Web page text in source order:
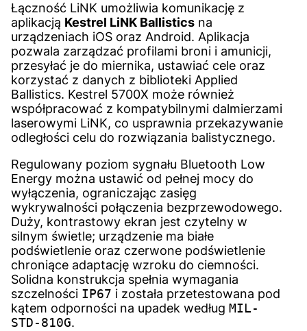
Łączność LiNK umożliwia komunikację z
aplikacją Kestrel LiNK Ballistics na
urządzeniach iOS oraz Android. Aplikacja
pozwala zarządzać profilami broni i amunicji,
przesyłać je do miernika, ustawiać cele oraz
korzystać z danych z biblioteki Applied
Ballistics. Kestrel 5700X może również
współpracować z kompatybilnymi dalmierzami
laserowymi LiNK, co usprawnia przekazywanie
odległości celu do rozwiązania balistycznego.
Regulowany poziom sygnału Bluetooth Low
Energy można ustawić od pełnej mocy do
wyłączenia, ograniczając zasięg
wykrywalności połączenia bezprzewodowego.
Duży, kontrastowy ekran jest czytelny w
silnym świetle; urządzenie ma białe
podświetlenie oraz czerwone podświetlenie
chroniące adaptację wzroku do ciemności.
Solidna konstrukcja spełnia wymagania
szczelności IP67 i została przetestowana pod
kątem odporności na upadek według MIL-
STD-810G.